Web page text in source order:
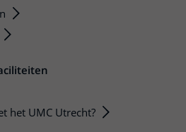
het UMC Utrecht?